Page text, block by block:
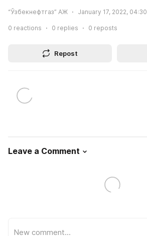
“Ўзбекнефтгаз” АЖ January 17, 2022, 04:30
0 reactions 0 replies 0 reposts
Repost
Leave a Comment